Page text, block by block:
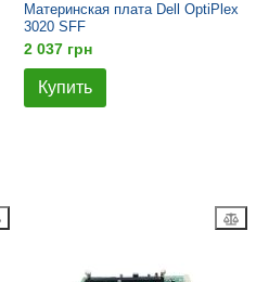
Материнская плата Dell OptiPlex
3020 SFF
2 037 грн
Купить